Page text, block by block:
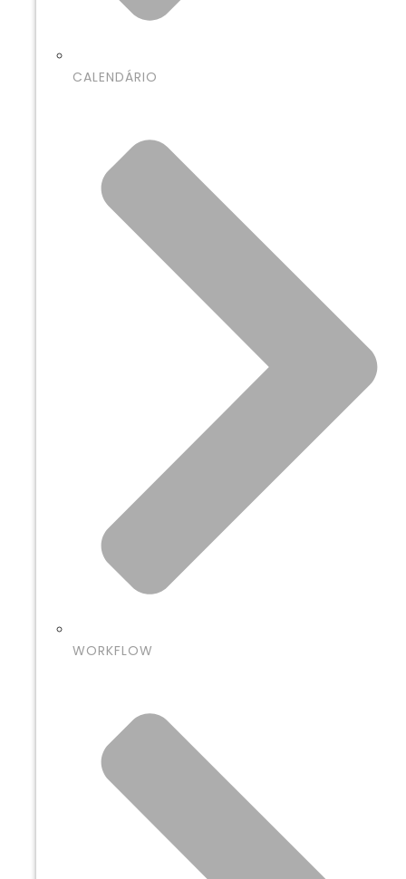
CALENDÁRIO
WORKFLOW